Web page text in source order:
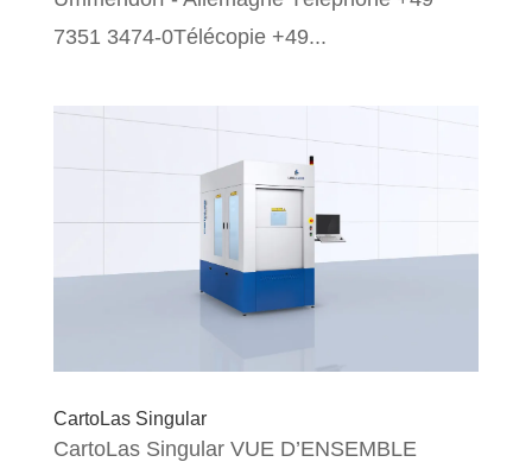
7351 3474-0Télécopie +49...
CartoLas Singular
CartoLas Singular VUE D’ENSEMBLE